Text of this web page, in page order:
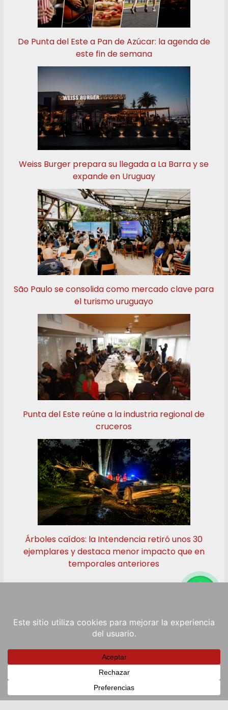
De Punta del Este a Pan de Azúcar: la agenda de
este fin de semana
Weiss Burger prepara su llegada a La Barra y se
expande en Uruguay
São Paulo se consolida como mercado clave para
el turismo uruguayo
Punta del Este reúne a la industria regional de
cruceros
Árboles caídos: la Intendencia retiró unos 30
ejemplares y destaca menor impacto que en
temporales anteriores
RadioViva FM. Powered by